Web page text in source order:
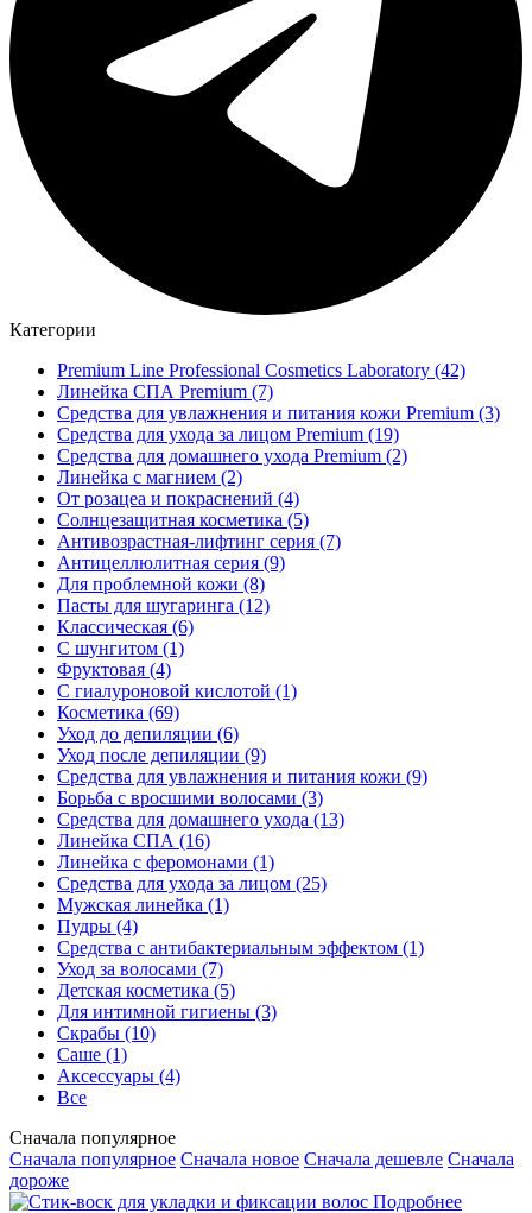
Категории
Premium Line Professional Cosmetics Laboratory (42)
Линейка СПА Premium (7)
Средства для увлажнения и питания кожи Premium (3)
Средства для ухода за лицом Premium (19)
Средства для домашнего ухода Premium (2)
Линейка с магнием (2)
От розацеа и покраснений (4)
Солнцезащитная косметика (5)
Антивозрастная-лифтинг серия (7)
Антицеллюлитная серия (9)
Для проблемной кожи (8)
Пасты для шугаринга (12)
Классическая (6)
С шунгитом (1)
Фруктовая (4)
C гиалуроновой кислотой (1)
Косметика (69)
Уход до депиляции (6)
Уход после депиляции (9)
Средства для увлажнения и питания кожи (9)
Борьба с вросшими волосами (3)
Средства для домашнего ухода (13)
Линейка СПА (16)
Линейка с феромонами (1)
Средства для ухода за лицом (25)
Мужская линейка (1)
Пудры (4)
Средства с антибактериальным эффектом (1)
Уход за волосами (7)
Детская косметика (5)
Для интимной гигиены (3)
Скрабы (10)
Саше (1)
Аксессуары (4)
Все
Сначала популярное
Сначала популярное Сначала новое Сначала дешевле Сначала
дороже
Подробнее